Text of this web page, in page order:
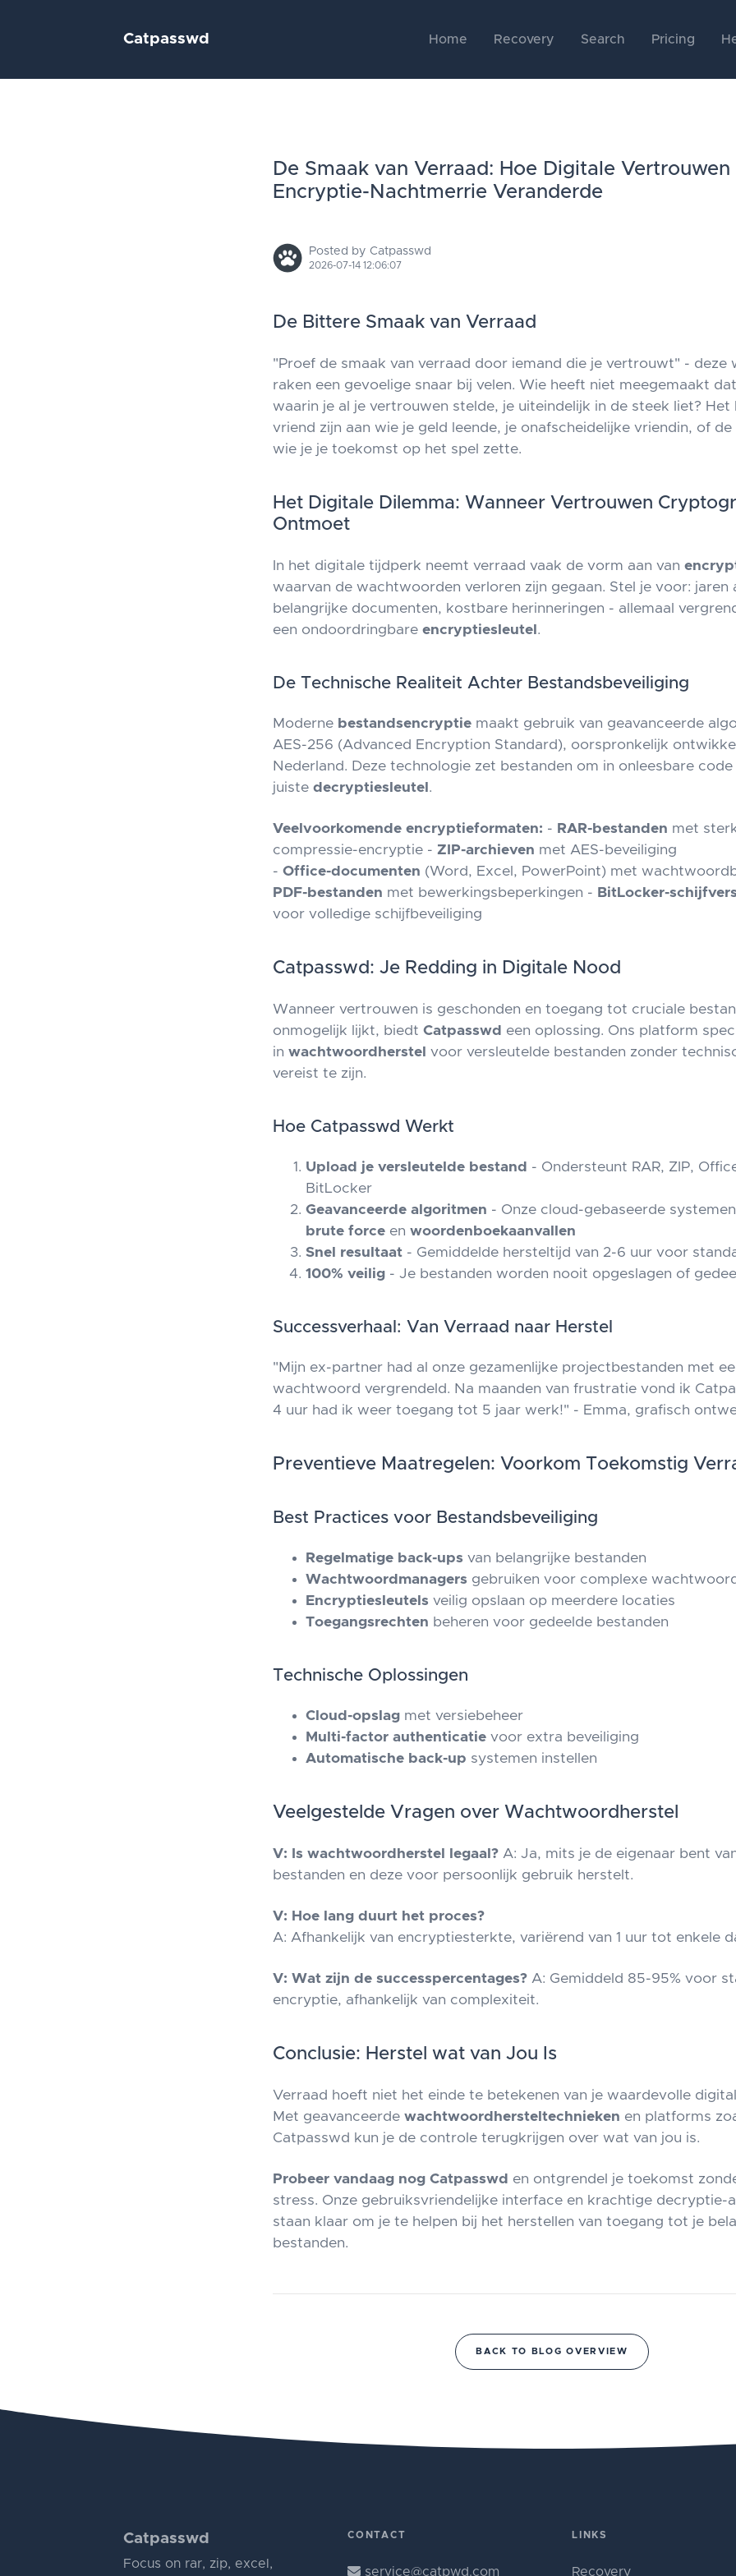
Catpasswd Home Recovery Search Pricing
De Smaak van Verraad: Hoe Digitale Vertrouwen
Encryptie-Nachtmerrie Veranderde
Posted by Catpasswd
2026-07-14 12:06:07
De Bittere Smaak van Verraad
"Proef de smaak van verraad door iemand die je vertrouwt" - deze
raken een gevoelige snaar bij velen. Wie heeft niet meegemaakt
waarin je al je vertrouwen stelde, je uiteindelijk in de steek liet? Het
vriend zijn aan wie je geld leende, je onafscheidelijke vriendin, of
wie je je toekomst op het spel zette.
Het Digitale Dilemma: Wanneer Vertrouwen
Ontmoet
In het digitale tijdperk neemt verraad vaak de vorm aan van
waarvan de wachtwoorden verloren zijn gegaan. Stel je voor: jaren
belangrijke documenten, kostbare herinneringen - allemaal
een ondoordringbare encryptiesleutel .
De Technische Realiteit Achter Bestandsbeveiliging
Moderne bestandsencryptie maakt gebruik van geavanceerde
AES-256 (Advanced Encryption Standard), oorspronkelijk
Nederland. Deze technologie zet bestanden om in onleesbare
juiste decryptiesleutel .
Veelvoorkomende encryptieformaten: - RAR-bestanden met
compressie-encryptie - ZIP-archieven met AES-beveiliging
- Office-documenten (Word, Excel, PowerPoint) met
PDF-bestanden met bewerkingsbeperkingen - BitLocker-
voor volledige schijfbeveiliging
Catpasswd: Je Redding in Digitale Nood
Wanneer vertrouwen is geschonden en toegang tot cruciale
onmogelijk lijkt, biedt Catpasswd een oplossing. Ons platform
in wachtwoordherstel voor versleutelde bestanden zonder
vereist te zijn.
Hoe Catpasswd Werkt
Upload je versleutelde bestand - Ondersteunt RAR, ZIP,
BitLocker
Geavanceerde algoritmen - Onze cloud-gebaseerde
brute force en woordenboekaanvallen
Snel resultaat - Gemiddelde hersteltijd van 2-6 uur voor
100% veilig - Je bestanden worden nooit opgeslagen of
Successverhaal: Van Verraad naar Herstel
"Mijn ex-partner had al onze gezamenlijke projectbestanden met
wachtwoord vergrendeld. Na maanden van frustratie vond ik
4 uur had ik weer toegang tot 5 jaar werk!" - Emma, grafisch
Preventieve Maatregelen: Voorkom Toekomstig
Best Practices voor Bestandsbeveiliging
Regelmatige back-ups van belangrijke bestanden
Wachtwoordmanagers gebruiken voor complexe
Encryptiesleutels veilig opslaan op meerdere locaties
Toegangsrechten beheren voor gedeelde bestanden
Technische Oplossingen
Cloud-opslag met versiebeheer
Multi-factor authenticatie voor extra beveiliging
Automatische back-up systemen instellen
Veelgestelde Vragen over Wachtwoordherstel
V: Is wachtwoordherstel legaal? A: Ja, mits je de eigenaar bent
bestanden en deze voor persoonlijk gebruik herstelt.
V: Hoe lang duurt het proces?
A: Afhankelijk van encryptiesterkte, variërend van 1 uur tot enkele
V: Wat zijn de successpercentages? A: Gemiddeld 85-95% voor
encryptie, afhankelijk van complexiteit.
Conclusie: Herstel wat van Jou Is
Verraad hoeft niet het einde te betekenen van je waardevolle
Met geavanceerde wachtwoordhersteltechnieken en platforms
Catpasswd kun je de controle terugkrijgen over wat van jou is.
Probeer vandaag nog Catpasswd en ontgrendel je toekomst
stress. Onze gebruiksvriendelijke interface en krachtige decryptie-
staan klaar om je te helpen bij het herstellen van toegang tot je
bestanden.
BACK TO BLOG OVERVIEW
Catpasswd
Focus on rar, zip, excel,
CONTACT
service@catpwd.com
LINKS
Recovery